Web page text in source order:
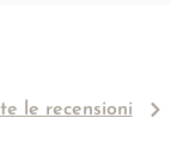
le recensioni